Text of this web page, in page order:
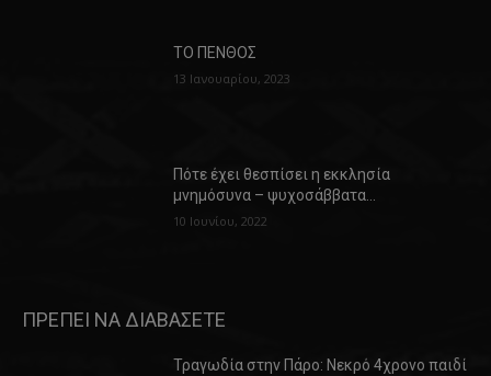
ΤΟ ΠΕΝΘΟΣ
13 Ιανουαρίου, 2023
Πότε έχει θεσπίσει η εκκλησία
μνημόσυνα – ψυχοσάββατα…
10 Ιουνίου, 2022
ΠΡΕΠΕΙ ΝΑ ΔΙΑΒΑΣΕΤΕ
Τραγωδία στην Πάρο: Νεκρό 4χρονο παιδί